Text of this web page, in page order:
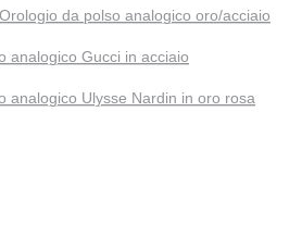
da polso analogico oro/acciaio
analogico Gucci in acciaio
analogico Ulysse Nardin in oro rosa